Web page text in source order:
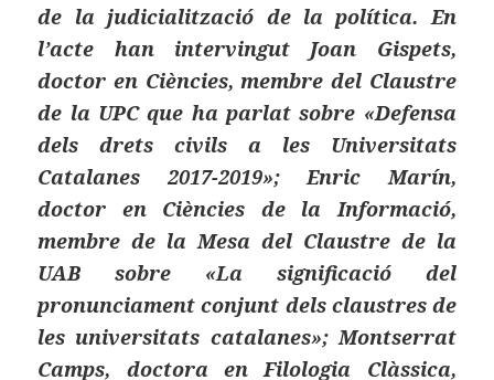
de la judicialització de la política. En
l’acte han intervingut Joan Gispets,
doctor en Ciències, membre del Claustre
de la UPC que ha parlat sobre «Defensa
dels drets civils a les Universitats
Catalanes 2017-2019»; Enric Marín,
doctor en Ciències de la Informació,
membre de la Mesa del Claustre de la
UAB sobre «La significació del
pronunciament conjunt dels claustres de
les universitats catalanes»; Montserrat
Camps, doctora en Filologia Clàssica,